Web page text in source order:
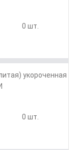
0 шт.
укороченная
0 шт.